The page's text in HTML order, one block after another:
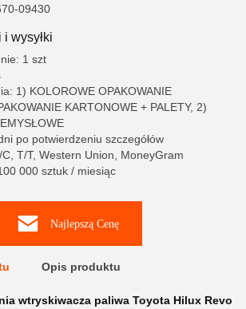
09430
i wysyłki
1 szt
1) KOLOROWE OPAKOWANIE
KARTONOWE + PALETY, 2)
po potwierdzeniu szczegółów
T/T, Western Union, MoneyGram
000 sztuk / miesiąc
Najlepszą Cenę
Opis produktu
wtryskiwacza paliwa Toyota Hilux Revo